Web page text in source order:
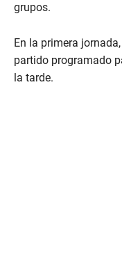
grupos.
En la primera
partido programado
la tarde.